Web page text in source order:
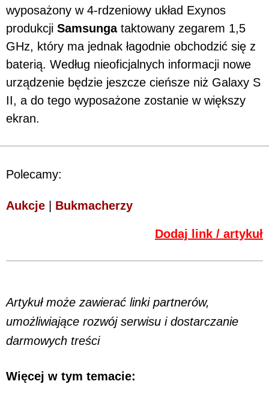
wyposażony w 4-rdzeniowy układ Exynos
produkcji Samsungataktowany zegarem 1,5
GHz, który ma jednak łagodnie obchodzić się z
baterią. Według nieoficjalnych informacji nowe
urządzenie będzie jeszcze cieńsze niż Galaxy S
II, a do tego wyposażone zostanie w większy
ekran.
Polecamy:
Aukcje Bukmacherzy
Dodaj link / artykuł
Artykuł może zawierać linki partnerów,
umożliwiające rozwój serwisu i dostarczanie
darmowych treści
Więcej w tym temacie: